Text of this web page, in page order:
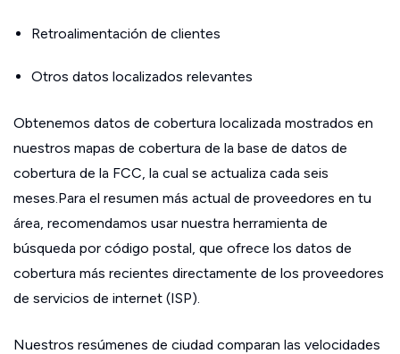
Retroalimentación de clientes
Otros datos localizados relevantes
Obtenemos datos de cobertura localizada mostrados en
nuestros mapas de cobertura de la base de datos de
cobertura de la FCC, la cual se actualiza cada seis
meses.Para el resumen más actual de proveedores en tu
área, recomendamos usar nuestra herramienta de
búsqueda por código postal, que ofrece los datos de
cobertura más recientes directamente de los proveedores
de servicios de internet (ISP).
Nuestros resúmenes de ciudad comparan las velocidades